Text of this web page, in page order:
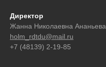
Директор
Жанна Николаевна Ананьева
holm_rdtdu@mail.ru
+7 (48139) 2-19-85